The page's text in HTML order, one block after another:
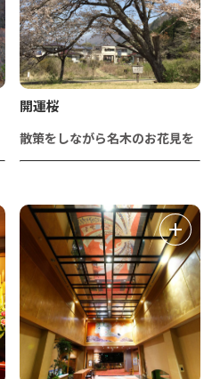
開運桜
散策をしながら名木のお花見を